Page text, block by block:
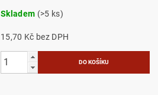
Skladem (>5 ks)
15,70 Kč bez DPH